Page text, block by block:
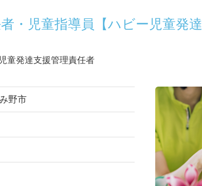
・児童指導員【ハビー児童発達
童発達支援管理責任者
野市